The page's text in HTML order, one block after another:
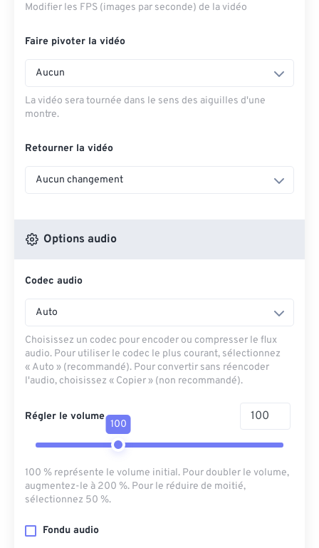
Modifier les FPS (images par seconde) de la vidéo
Faire pivoter la vidéo
Aucun
La vidéo sera tournée dans le sens des aiguilles d'une
montre.
Retourner la vidéo
Aucun changement
Options audio
Codec audio
Auto
Choisissez un codec pour encoder ou compresser le flux
audio. Pour utiliser le codec le plus courant, sélectionnez
« Auto » (recommandé). Pour convertir sans réencoder
l'audio, choisissez « Copier » (non recommandé).
Régler le volume
100
100 % représente le volume initial. Pour doubler le volume,
augmentez-le à 200 %. Pour le réduire de moitié,
sélectionnez 50 %.
Fondu audio